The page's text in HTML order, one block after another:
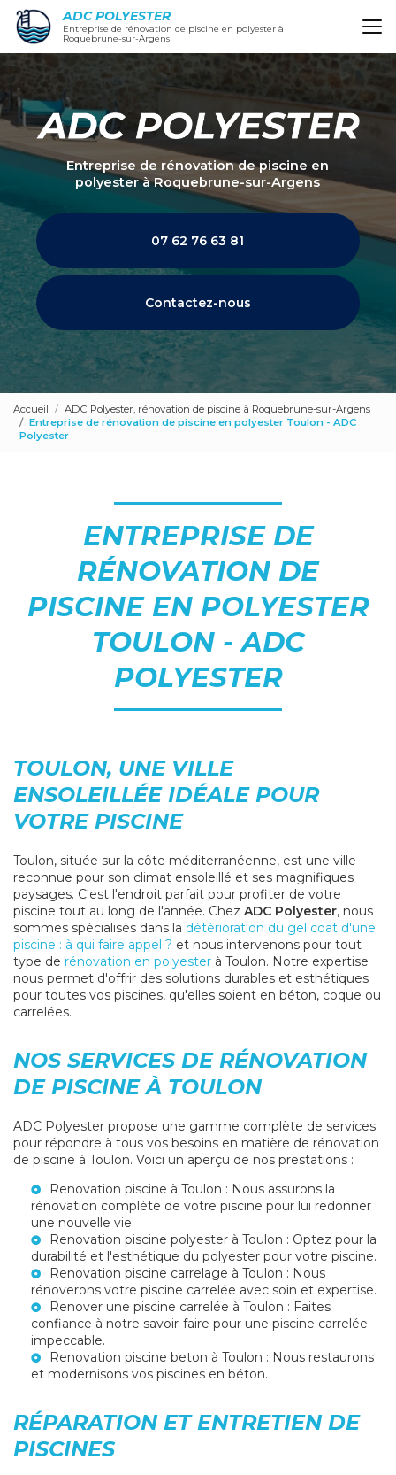
Aller
contenu
principal
ADC POLYESTER
Entreprise de rénovation de piscine en polyester à
Roquebrune-sur-Argens
Entreprise de rénovation de piscine en
polyesterà Roquebrune-sur-Argens
07 62 76 63 81
Contactez-nous
Accueil
ADC Polyester, rénovation de piscine à Roquebrune-sur-Argens
Entreprise de rénovation de piscine en polyester Toulon - ADC
Polyester
ENTREPRISE DE
RÉNOVATION DE
PISCINE EN POLYESTER
TOULON - ADC
POLYESTER
TOULON, UNE VILLE
ENSOLEILLÉE IDÉALE POUR
VOTRE PISCINE
Toulon, située sur la côte méditerranéenne, est une ville
reconnue pour son climat ensoleillé et ses magnifiques
paysages. C'est l'endroit parfait pour profiter de votre
piscine tout au long de l'année. Chez ADC Polyester, nous
sommes spécialisés dans la détérioration du gel coat d'une
piscine : à qui faire appel ? et nous intervenons pour tout
type de rénovation en polyester à Toulon. Notre expertise
nous permet d'offrir des solutions durables et esthétiques
pour toutes vos piscines, qu'elles soient en béton, coque ou
carrelées.
NOS SERVICES DE RÉNOVATION
DE PISCINE À TOULON
ADC Polyester propose une gamme complète de services
pour répondre à tous vos besoins en matière de rénovation
de piscine à Toulon. Voici un aperçu de nos prestations :
Renovation piscine à Toulon : Nous assurons la
rénovation complète de votre piscine pour lui redonner
une nouvelle vie.
Renovation piscine polyester à Toulon : Optez pour la
durabilité et l'esthétique du polyester pour votre piscine.
Renovation piscine carrelage à Toulon : Nous
rénoverons votre piscine carrelée avec soin et expertise.
Renover une piscine carrelée à Toulon : Faites
confiance à notre savoir-faire pour une piscine carrelée
impeccable.
Renovation piscine beton à Toulon : Nous restaurons
et modernisons vos piscines en béton.
RÉPARATION ET ENTRETIEN DE
PISCINES